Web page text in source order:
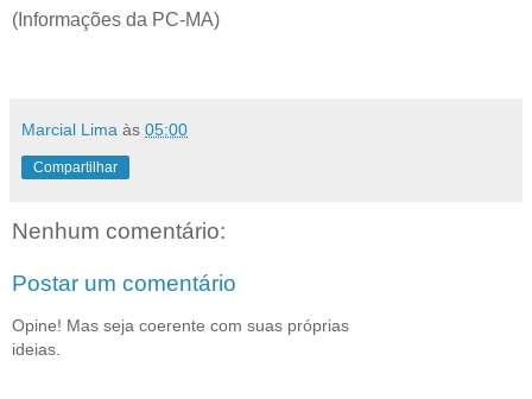
(Informações da PC-MA)
Marcial Lima às 05:00
Compartilhar
Nenhum comentário:
Postar um comentário
Opine! Mas seja coerente com suas próprias
ideias.